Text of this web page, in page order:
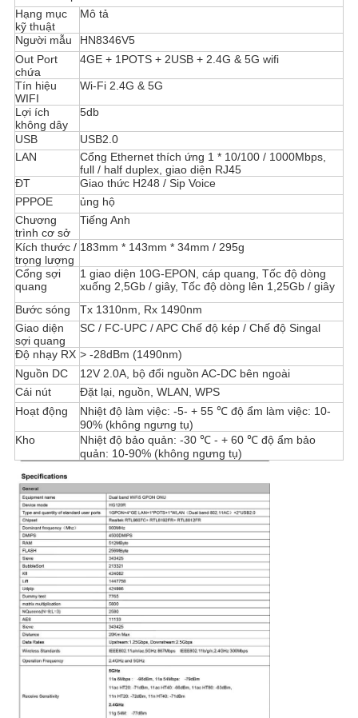
Hạng mục
kỹ thuật
Mô tả
Người mẫu
HN8346V5
Out Port
chứa
4GE + 1POTS + 2USB + 2.4G & 5G wifi
Tín hiệu
WIFI
Wi-Fi 2.4G & 5G
Lợi ích
không dây
5db
USB
USB2.0
LAN
Cổng Ethernet thích ứng 1 * 10/100 / 1000Mbps,
full / half duplex, giao diện RJ45
ĐT
Giao thức H248 / Sip Voice
PPPOE
ủng hộ
Chương
trình cơ sở
Tiếng Anh
Kích thước /
trọng lượng
183mm * 143mm * 34mm / 295g
Cổng sợi
quang
1 giao diện 10G-EPON, cáp quang, Tốc độ dòng
xuống 2,5Gb / giây, Tốc độ dòng lên 1,25Gb / giây
Bước sóng
Tx 1310nm, Rx 1490nm
Giao diện
sợi quang
SC / FC-UPC / APC Chế độ kép / Chế độ Singal
Độ nhạy RX > -28dBm (1490nm)
Nguồn DC
12V 2.0A, bộ đổi nguồn AC-DC bên ngoài
Cái nút
Đặt lại, nguồn, WLAN, WPS
Hoạt động
Nhiệt độ làm việc: -5- + 55 ℃ độ ẩm làm việc: 10-
90% (không ngưng tụ)
Kho
Nhiệt độ bảo quản: -30 ℃ - + 60 ℃ độ ẩm bảo
quản: 10-90% (không ngưng tụ)